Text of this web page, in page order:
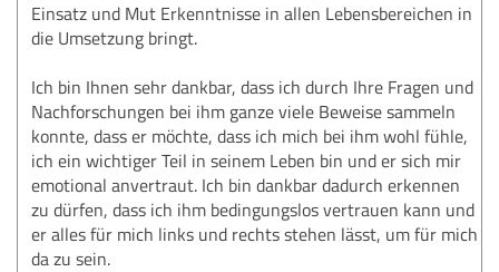
Einsatz und Mut Erkenntnisse in allen Lebensbereichen in
die Umsetzung bringt.
Ich bin Ihnen sehr dankbar, dass ich durch Ihre Fragen und
Nachforschungen bei ihm ganze viele Beweise sammeln
konnte, dass er möchte, dass ich mich bei ihm wohl fühle,
ich ein wichtiger Teil in seinem Leben bin und er sich mir
emotional anvertraut. Ich bin dankbar dadurch erkennen
zu dürfen, dass ich ihm bedingungslos vertrauen kann und
er alles für mich links und rechts stehen lässt, um für mich
da zu sein.